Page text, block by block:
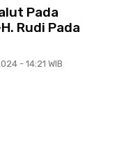
Pada
Rudi Pada
- 14:21 WIB